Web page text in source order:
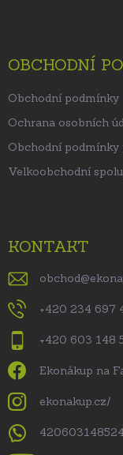
OBCHODNÍ
Obchodní podmínky
Ochrana osobních
Obchodní
Velkoobchodní
KONTAKT
obchod@
+420 234 697
+420 603 148
Ekonákup na
ekonakup.cz/
420603148524